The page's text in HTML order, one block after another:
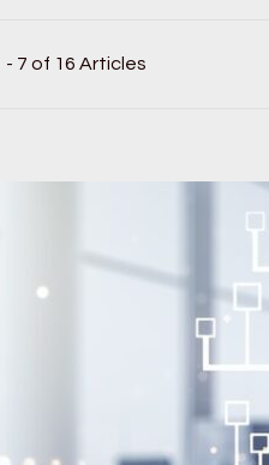
- 7 of 16 Articles